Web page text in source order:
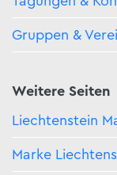
Gruppen &
Weitere Seiten
Liechtenstein
Marke